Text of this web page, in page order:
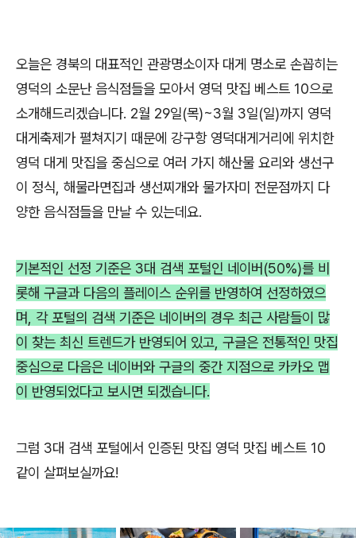
오늘은 경북의 대표적인 관광명소이자 대게 명소로 손꼽히는
영덕의 소문난 음식점들을 모아서 영덕 맛집 베스트 10으로
소개해드리겠습니다. 2월 29일(목)~3월 3일(일)까지 영덕
대게축제가 펼쳐지기 때문에 강구항 영덕대게거리에 위치한
영덕 대게 맛집을 중심으로 여러 가지 해산물 요리와 생선구
이 정식, 해물라면집과 생선찌개와 물가자미 전문점까지 다
양한 음식점들을 만날 수 있는데요.
기본적인 선정 기준은 3대 검색 포털인 네이버(50%)를 비
롯해 구글과 다음의 플레이스 순위를 반영하여 선정하였으
며, 각 포털의 검색 기준은 네이버의 경우 최근 사람들이 많
이 찾는 최신 트렌드가 반영되어 있고, 구글은 전통적인 맛집
중심으로 다음은 네이버와 구글의 중간 지점으로 카카오 맵
이 반영되었다고 보시면 되겠습니다.
그럼 3대 검색 포털에서 인증된 맛집 영덕 맛집 베스트 10
같이 살펴보실까요!